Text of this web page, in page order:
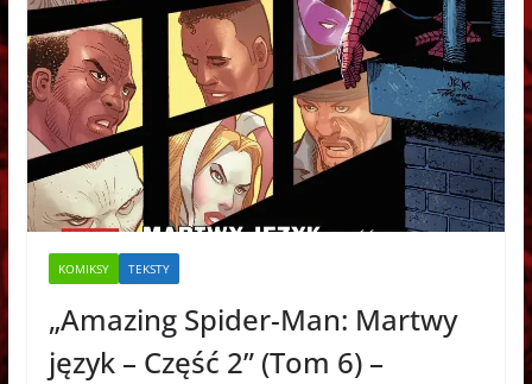
KOMIKSY TEKSTY
„Amazing Spider-Man: Martwy
język – Część 2” (Tom 6) –